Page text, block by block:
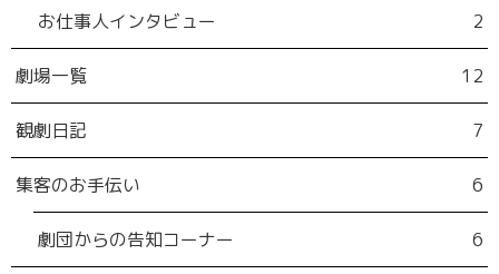
お仕事人インタビュー 2
劇場一覧 12
観劇日記 7
集客のお手伝い 6
劇団からの告知コーナー 6